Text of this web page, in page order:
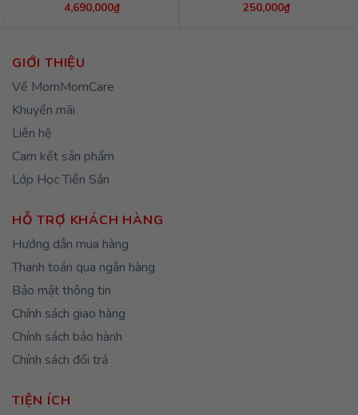
4,690,000₫
250,000₫
GIỚI THIỆU
Về MomMomCare
Khuyến mãi
Liên hệ
Cam kết sản phẩm
Lớp Học Tiền Sản
HỖ TRỢ KHÁCH HÀNG
Hướng dẫn mua hàng
Thanh toán qua ngân hàng
Bảo mật thông tin
Chính sách giao hàng
Chính sách bảo hành
Chính sách đổi trả
TIỆN ÍCH